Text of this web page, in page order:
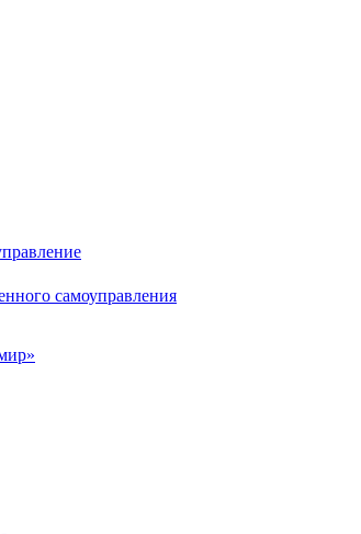
самоуправления